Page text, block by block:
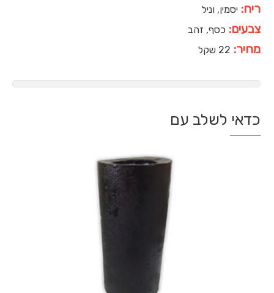
ריח: יסמין, וניל
צבעים: כסף, זהב
מחיר: 22 שקל
כדאי לשלב עם